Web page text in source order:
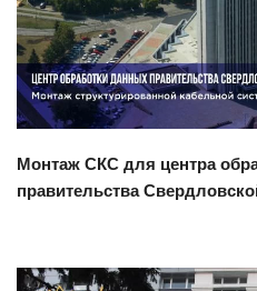
Монтаж СКС для центра
правительства